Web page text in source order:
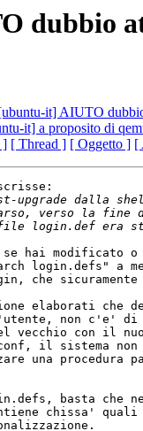
dubbio
it] AIUTO
it] a proposito di
] [ Thread ] [ Oggetto ] [
login.defs" a
che
non c'e' di
vecchio con il
il sistema
una procedura
basta che
chissa'